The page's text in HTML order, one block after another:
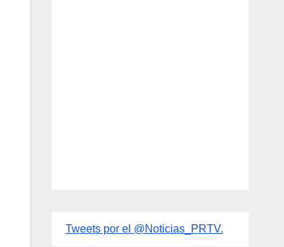
Tweets por el @Noticias_PRTV.